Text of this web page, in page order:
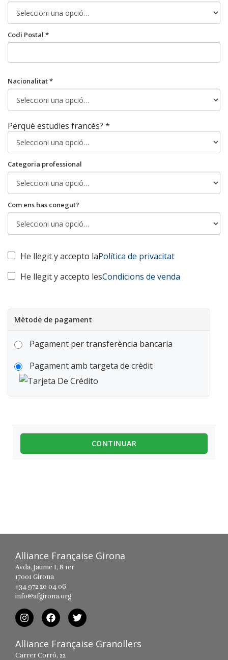
Codi Postal *
Nacionalitat *
Perquè estudies francès? *
Categoria professional
Com ens has conegut?
He llegit y accepto laPolítica de privacitat
He llegit y accepto lesCondicions de venda
Mètode de pagament
Pagament per transferència bancaria
Pagament amb targeta de crèdit
CONTINUAR
Alliance Française Girona
Avda. Jaume I, 8 1er
17001 Girona
+34 972 20 04 06
info@afgirona.org
Alliance Française Granollers
Carrer Corró, 22